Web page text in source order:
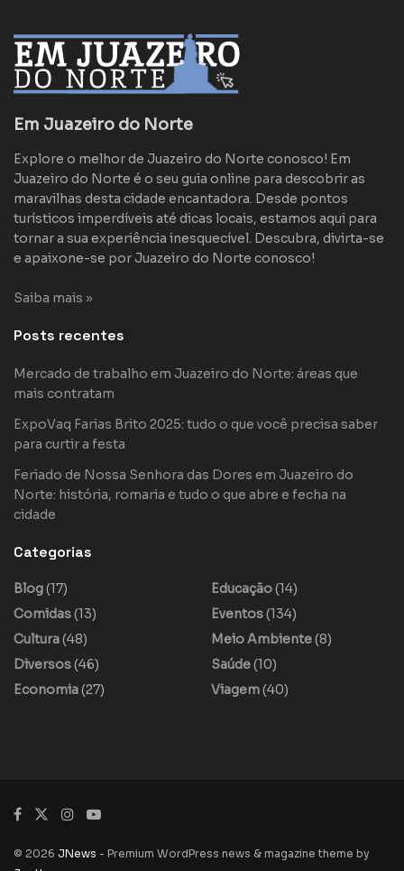
Em Juazeiro do Norte
Explore o melhor de Juazeiro do Norte conosco! Em
Juazeiro do Norte é o seu guia online para descobrir as
maravilhas desta cidade encantadora. Desde pontos
turísticos imperdíveis até dicas locais, estamos aqui para
tornar a sua experiência inesquecível. Descubra, divirta-se
e apaixone-se por Juazeiro do Norte conosco!
Saiba mais »
Posts recentes
Mercado de trabalho em Juazeiro do Norte: áreas que
mais contratam
ExpoVaq Farias Brito 2025: tudo o que você precisa saber
para curtir a festa
Feriado de Nossa Senhora das Dores em Juazeiro do
Norte: história, romaria e tudo o que abre e fecha na
cidade
Categorias
Blog(17)
Comidas(13)
Cultura(48)
Diversos(46)
Economia(27)
Educação(14)
Eventos(134)
Meio Ambiente(8)
Saúde(10)
Viagem(40)
© 2026 JNews - Premium WordPress news & magazine theme by